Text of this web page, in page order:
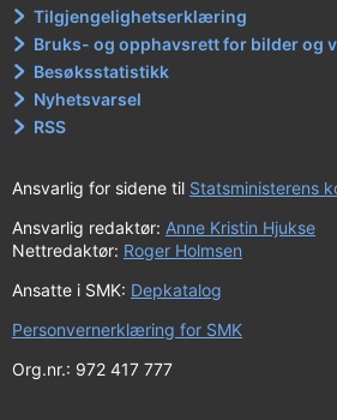
Tilgjengelighetserklæring
Bruks- og opphavsrett for bilder og
Besøksstatistikk
Nyhetsvarsel
RSS
Ansvarlig for sidene til Statsministerens
Ansvarlig redaktør: Anne Kristin Hjukse
Nettredaktør: Roger Holmsen
Ansatte i SMK: Depkatalog
Personvernerklæring for SMK
Org.nr.: 972 417 777